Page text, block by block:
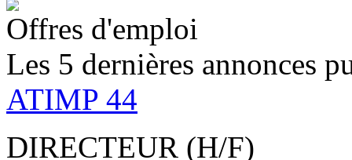
Offres d'emploi
Les 5 dernières annonces
ATIMP 44
DIRECTEUR (H/F)